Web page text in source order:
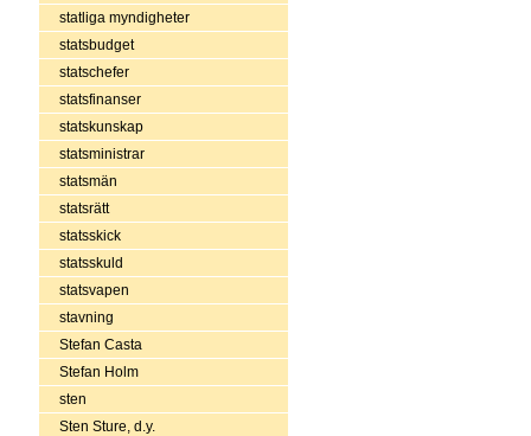
statliga myndigheter
statsbudget
statschefer
statsfinanser
statskunskap
statsministrar
statsmän
statsrätt
statsskick
statsskuld
statsvapen
stavning
Stefan Casta
Stefan Holm
sten
Sten Sture, d.y.